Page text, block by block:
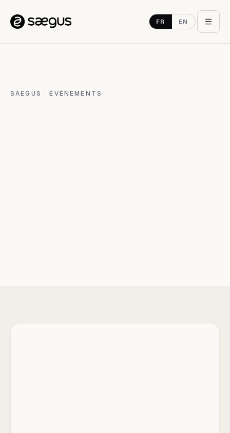
FR EN
SAEGUS · ÉVÉNEMENTS